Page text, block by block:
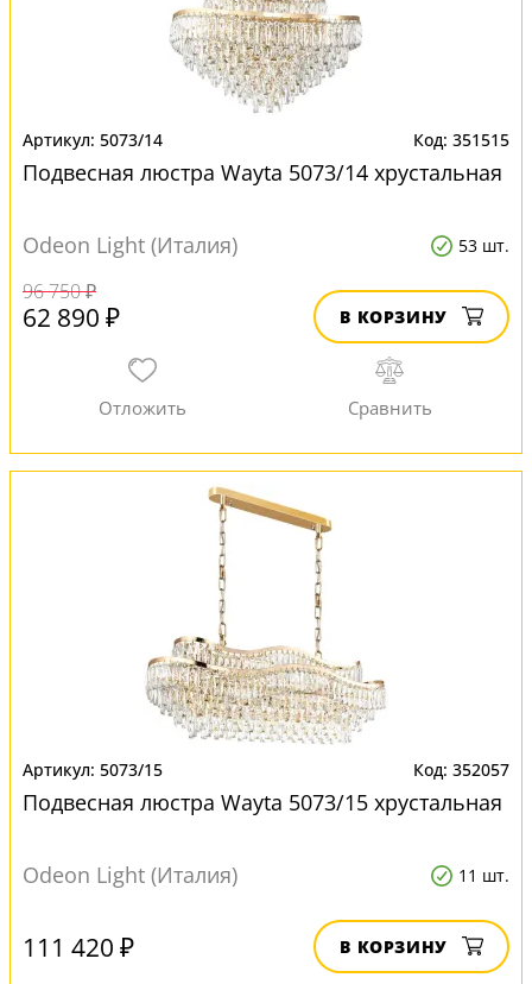
5073/14 351515
Подвесная люстра Wayta 5073/14 хрустальная
Odeon Light (Италия) 53 шт.
96 750 ₽
62 890 ₽ В КОРЗИНУ
5073/15 352057
Подвесная люстра Wayta 5073/15 хрустальная
Odeon Light (Италия) 11 шт.
111 420 ₽ В КОРЗИНУ